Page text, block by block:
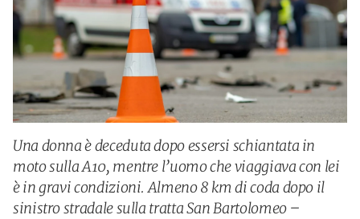
Una donna è deceduta dopo essersi schiantata in
moto sulla A10, mentre l’uomo che viaggiava con lei
è in gravi condizioni. Almeno 8 km di coda dopo il
sinistro stradale sulla tratta San Bartolomeo –